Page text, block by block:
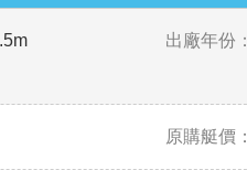
出廠年份：
原購艇價：